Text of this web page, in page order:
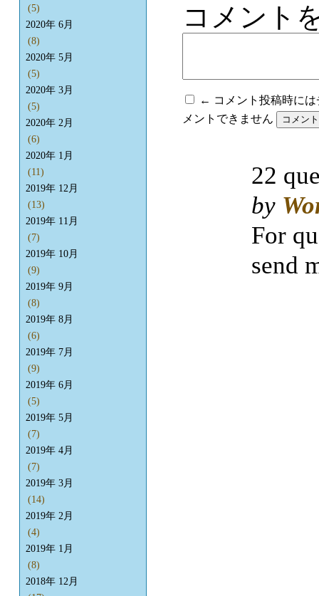
コメント
← コメント投稿時に
メントできません
(5)
2020年 6月
(8)
2020年 5月
(5)
2020年 3月
(5)
2020年 2月
(6)
2020年 1月
(11)
2019年 12月
(13)
2019年 11月
(7)
2019年 10月
(9)
2019年 9月
(8)
2019年 8月
(6)
2019年 7月
(9)
2019年 6月
(5)
2019年 5月
(7)
2019年 4月
(7)
2019年 3月
(14)
2019年 2月
(4)
2019年 1月
(8)
2018年 12月
22
by
For
send